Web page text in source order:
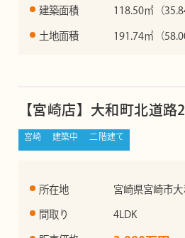
建築面積 118.50㎡（
土地面積 191.74㎡（
【宮崎店】大和町北道路
宮崎 建築中 二階建て
所在地 宮崎県宮崎市
間取り 4LDK